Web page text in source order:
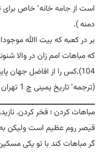
است از جامه خانه ٔ خاص برای
دمنه ).
بر در کعبه که بیت اﷲ
که مباهات امم زان در والا
104).کس را از افاضل جهان
(ترجمه ٔ تاریخ یمینی چ 1 تهران ص 284).و رجوع به مباهاة شود.
مباهات کردن ؛ فخر کردن.
قیصر روم عظیم است ولیکن
گر مباهات کند با تو یکی